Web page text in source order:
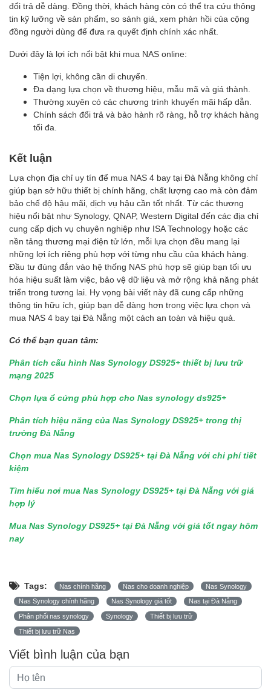
đổi trả dễ dàng. Đồng thời, khách hàng còn có thể tra cứu thông
tin kỹ lưỡng về sản phẩm, so sánh giá, xem phản hồi của cộng
đồng người dùng để đưa ra quyết định chính xác nhất.
Dưới đây là lợi ích nổi bật khi mua NAS online:
Tiện lợi, không cần di chuyển.
Đa dạng lựa chọn về thương hiệu, mẫu mã và giá thành.
Thường xuyên có các chương trình khuyến mãi hấp dẫn.
Chính sách đổi trả và bảo hành rõ ràng, hỗ trợ khách hàng
tối đa.
Kết luận
Lựa chọn địa chỉ uy tín để mua NAS 4 bay tại Đà Nẵng không chỉ
giúp bạn sở hữu thiết bị chính hãng, chất lượng cao mà còn đảm
bảo chế độ hậu mãi, dịch vụ hậu cần tốt nhất. Từ các thương
hiệu nổi bật như Synology, QNAP, Western Digital đến các địa chỉ
cung cấp dịch vụ chuyên nghiệp như ISA Technology hoặc các
nền tảng thương mại điện tử lớn, mỗi lựa chọn đều mang lại
những lợi ích riêng phù hợp với từng nhu cầu của khách hàng.
Đầu tư đúng đắn vào hệ thống NAS phù hợp sẽ giúp bạn tối ưu
hóa hiệu suất làm việc, bảo vệ dữ liệu và mở rộng khả năng phát
triển trong tương lai. Hy vọng bài viết này đã cung cấp những
thông tin hữu ích, giúp bạn dễ dàng hơn trong việc lựa chọn và
mua NAS 4 bay tại Đà Nẵng một cách an toàn và hiệu quả.
Có thể bạn quan tâm:
Phân tích cấu hình Nas Synology DS925+ thiết bị lưu trữ
mạng 2025
Chọn lựa ổ cứng phù hợp cho Nas synology ds925+
Phân tích hiệu năng của Nas Synology DS925+ trong thị
trường Đà Nẵng
Chọn mua Nas Synology DS925+ tại Đà Nẵng với chi phí tiết
kiệm
Tìm hiểu nơi mua Nas Synology DS925+ tại Đà Nẵng với giá
hợp lý
Mua Nas Synology DS925+ tại Đà Nẵng với giá tốt ngay hôm
nay
Tags: Nas chính hãng Nas cho doanh nghiệp Nas Synology
Nas Synology chính hãng Nas Synology giá tốt Nas tại Đà Nẵng
Phân phối nas synology Synology Thiết bị lưu trữ
Thiết bị lưu trữ Nas
Viết bình luận của bạn